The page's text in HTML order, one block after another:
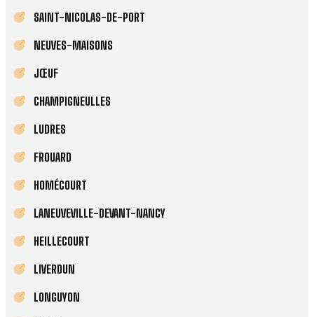
SAINT-NICOLAS-DE-PORT
NEUVES-MAISONS
JŒUF
CHAMPIGNEULLES
LUDRES
FROUARD
HOMÉCOURT
LANEUVEVILLE-DEVANT-NANCY
HEILLECOURT
LIVERDUN
LONGUYON